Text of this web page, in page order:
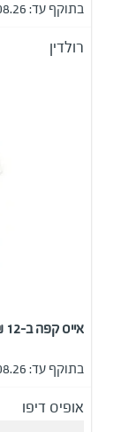
בתוקף עד: 31.08.26
רולדין
אייס קפה ב-12 ₪
בתוקף עד: 31.08.26
אופיס דיפו